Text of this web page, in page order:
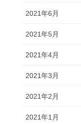
2021年6月
2021年5月
2021年4月
2021年3月
2021年2月
2021年1月